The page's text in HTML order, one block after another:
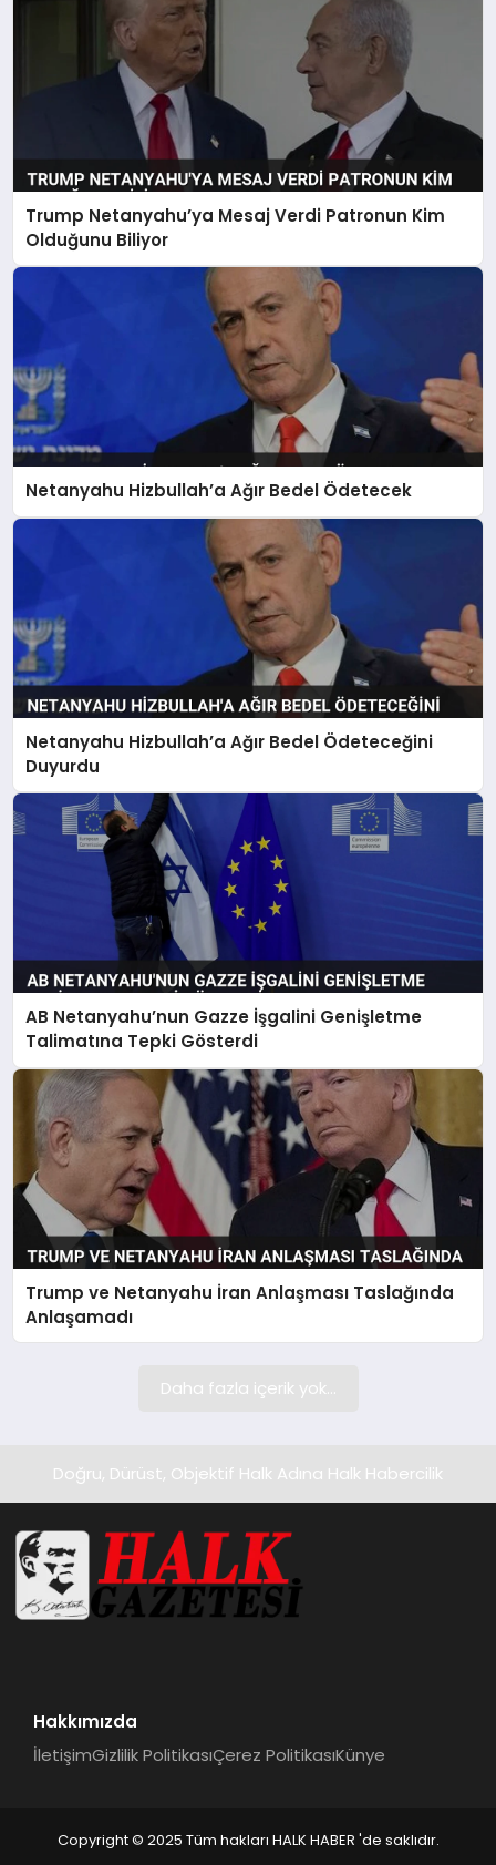
Trump Netanyahu’ya Mesaj Verdi Patronun Kim
Olduğunu Biliyor
Netanyahu Hizbullah’a Ağır Bedel Ödetecek
Netanyahu Hizbullah’a Ağır Bedel Ödeteceğini
Duyurdu
AB Netanyahu’nun Gazze İşgalini Genişletme
Talimatına Tepki Gösterdi
Trump ve Netanyahu İran Anlaşması Taslağında
Anlaşamadı
Daha fazla içerik yok...
Doğru, Dürüst, Objektif Halk Adına Halk Habercilik
Hakkımızda
İletişimGizlilik PolitikasıÇerez PolitikasıKünye
Copyright © 2025 Tüm hakları HALK HABER 'de saklıdır.